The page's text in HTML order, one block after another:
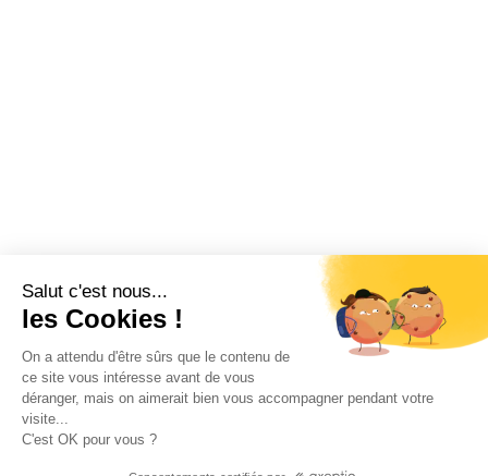
Salut c'est nous...
les Cookies !
On a attendu d'être sûrs que le contenu de
ce site vous intéresse avant de vous
déranger, mais on aimerait bien vous accompagner pendant votre
visite...
C'est OK pour vous ?